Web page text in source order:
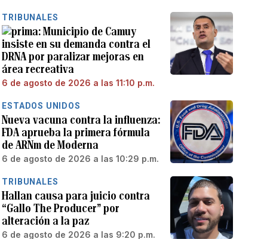
TRIBUNALES
Municipio de Camuy
insiste en su demanda contra el
DRNA por paralizar mejoras en
área recreativa
6 de agosto de 2026 a las 11:10 p.m.
ESTADOS UNIDOS
Nueva vacuna contra la influenza:
FDA aprueba la primera fórmula
de ARNm de Moderna
6 de agosto de 2026 a las 10:29 p.m.
TRIBUNALES
Hallan causa para juicio contra
“Gallo The Producer” por
alteración a la paz
6 de agosto de 2026 a las 9:20 p.m.